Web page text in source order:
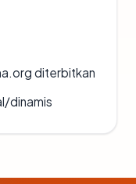
diterbitkan
dinamis